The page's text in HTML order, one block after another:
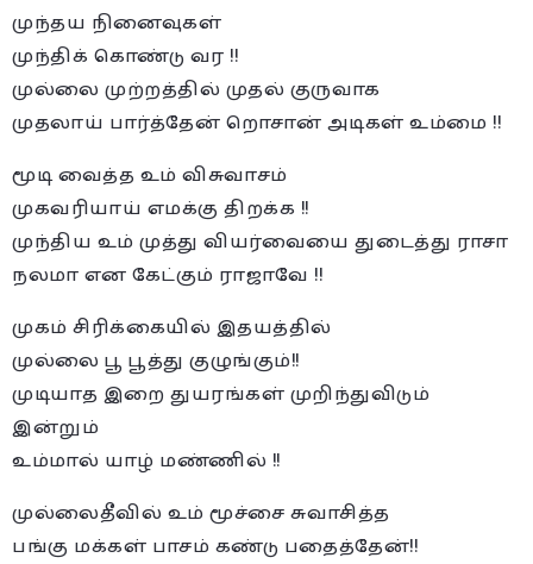
முந்தய நினைவுகள்
முந்திக் கொண்டு வர !!
முல்லை முற்றத்தில் முதல் குருவாக
முதலாய் பார்த்தேன் றொசான் அடிகள் உம்மை !!
மூடி வைத்த உம் விசுவாசம்
முகவரியாய் எமக்கு திறக்க !!
முந்திய உம் முத்து வியர்வையை துடைத்து ராசா
நலமா என கேட்கும் ராஜாவே !!
முகம் சிரிக்கையில் இதயத்தில்
முல்லை பூ பூத்து குழுங்கும்!!
முடியாத இறை துயரங்கள் முறிந்துவிடும்
இன்றும்
உம்மால் யாழ் மண்ணில் !!
முல்லைதீவில் உம் மூச்சை சுவாசித்த
பங்கு மக்கள் பாசம் கண்டு பதைத்தேன்!!